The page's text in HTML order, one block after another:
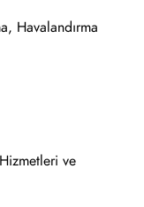
Havalandırma
ve